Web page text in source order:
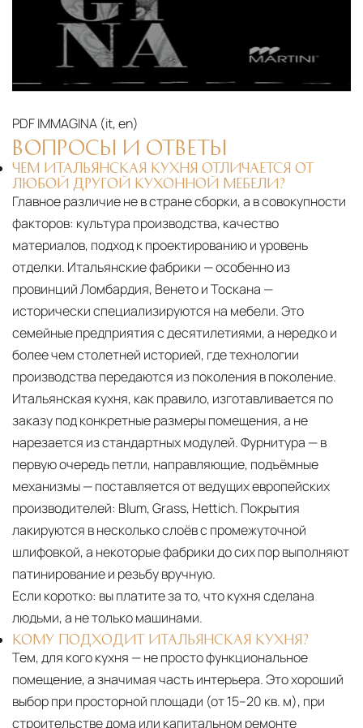
PDFIMMAGINA (it, en)‎
ВОПРОСЫ И ОТВЕТЫ
ЧЕМ ИТАЛЬЯНСКАЯ КУХНЯ ОТЛИЧАЕТСЯ ОТ
ЛЮБОЙ ДРУГОЙ КУХОННОЙ МЕБЕЛИ?
Главное различие не в стране сборки, а в совокупности
факторов: культура производства, качество
материалов, подход к проектированию и уровень
отделки. Итальянские фабрики — особенно из
провинций Ломбардия, Венето и Тоскана —
исторически специализируются на мебели. Это
семейные предприятия с десятилетиями, а нередко и
более чем столетней историей, где технологии
производства передаются из поколения в поколение.
Итальянская кухня, как правило, изготавливается по
заказу под конкретные размеры помещения, а не
нарезается из стандартных модулей. Фурнитура — в
первую очередь петли, направляющие, подъёмные
механизмы — поставляется от ведущих европейских
производителей: Blum, Grass, Hettich. Покрытия
лакируются в несколько слоёв с промежуточной
шлифовкой, а некоторые фабрики до сих пор выполняют
патинирование и резьбу вручную.
Если коротко: вы платите за то, что кухня сделана
людьми, а не только машинами.
КОМУ ПОДХОДИТ ИТАЛЬЯНСКАЯ КУХНЯ?
Тем, для кого кухня — не просто функциональное
помещение, а значимая часть интерьера. Это хороший
выбор при просторной площади (от 15–20 кв. м), при
строительстве дома или капитальном ремонте